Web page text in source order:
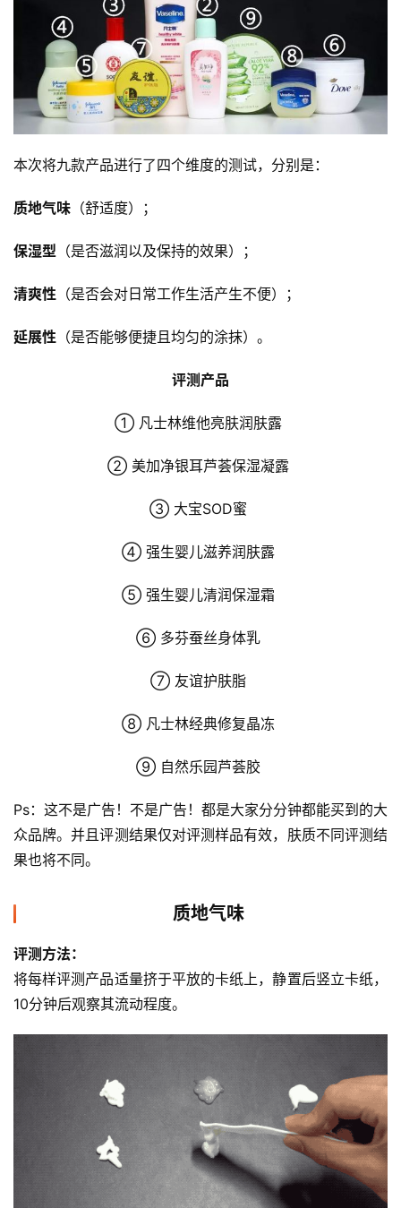
本次将九款产品进行了四个维度的测试，分别是：
质地气味 （舒适度）；
保湿型 （是否滋润以及保持的效果）；
清爽性 （是否会对日常工作生活产生不便）；
延展性 （是否能够便捷且均匀的涂抹）。
评测产品
① 凡士林维他亮肤润肤露
② 美加净银耳芦荟保湿凝露
③ 大宝SOD蜜
④ 强生婴儿滋养润肤露
⑤ 强生婴儿清润保湿霜
⑥ 多芬蚕丝身体乳
⑦ 友谊护肤脂
⑧ 凡士林经典修复晶冻
⑨ 自然乐园芦荟胶
Ps：这不是广告！不是广告！都是大家分分钟都能买到的大
众品牌。并且评测结果仅对评测样品有效，肤质不同评测结
果也将不同。
质地气味
评测方法：
将每样评测产品适量挤于平放的卡纸上，静置后竖立卡纸，
10分钟后观察其流动程度。